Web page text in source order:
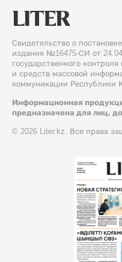
Свидетельство о
издания №16475-СИ от
государственного
и средств массовой
коммуникации Республики
Информационная
предназначена для лиц,
© 2026 Liter.kz. Все права